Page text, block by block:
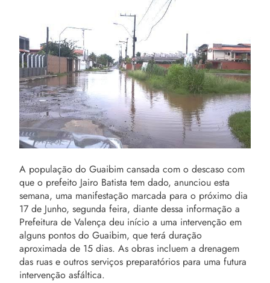
A população do Guaibim cansada com o descaso com
que o prefeito Jairo Batista tem dado, anunciou esta
semana, uma manifestação marcada para o próximo dia
17 de Junho, segunda feira, diante dessa informação a
Prefeitura de Valença deu início a uma intervenção em
alguns pontos do Guaibim, que terá duração
aproximada de 15 dias. As obras incluem a drenagem
das ruas e outros serviços preparatórios para uma futura
intervenção asfáltica.